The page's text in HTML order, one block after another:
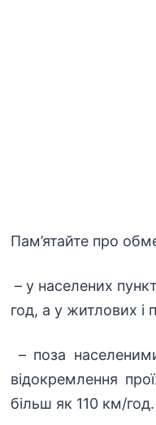
Пам’ятайте про
– у населених
год, а у житлових і
– поза
відокремлення
більш як 110 км/год.